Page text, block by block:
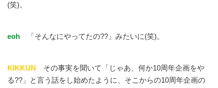
(笑)。
eoh 「そんなにやってたの??」みたいに(笑)。
KIKKUN その事実を聞いて「じゃあ、何か10周年企画をや
る??」と言う話をし始めたように、そこからの10周年企画の